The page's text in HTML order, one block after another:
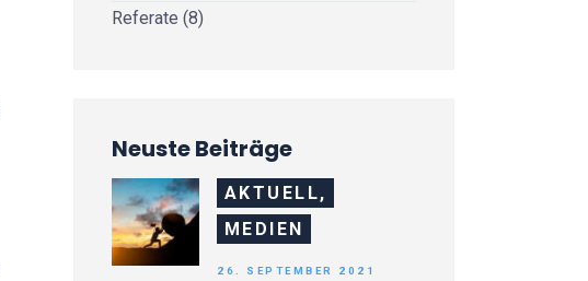
Referate (8)
Neuste Beiträge
AKTUELL,
MEDIEN
26. SEPTEMBER 2021